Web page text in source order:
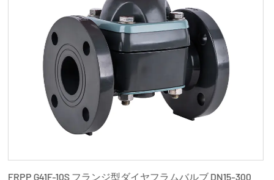
300
PPH G41F-10S フランジ型ダイヤフラムバルブ DN15-